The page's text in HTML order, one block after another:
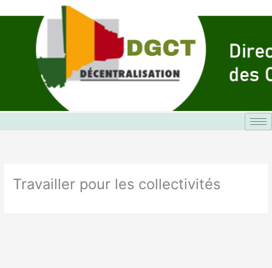
au
Travailler pour les collectivités